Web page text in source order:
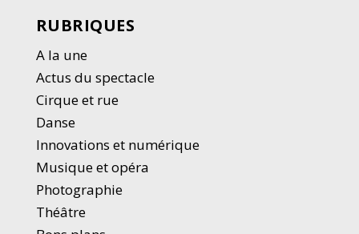
RUBRIQUES
A la une
Actus du spectacle
Cirque et rue
Danse
Innovations et numérique
Musique et opéra
Photographie
Théâtre